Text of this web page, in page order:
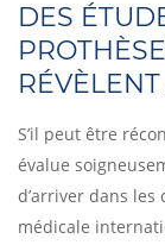
DES
S’il peut être
évalue
d’arriver dans les
médicale